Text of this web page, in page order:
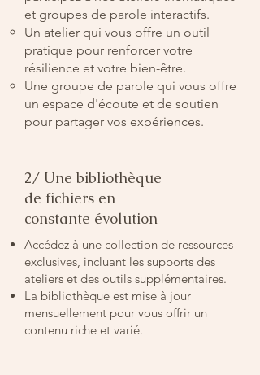
et groupes de parole interactifs.
Un atelier qui vous offre un outil
pratique pour renforcer votre
résilience et votre bien-être.
Une groupe de parole qui vous offre
un espace d'écoute et de soutien
pour partager vos expériences.
2/ Une bibliothèque
de fichiers en
constante évolution
Accédez à une collection de ressources
exclusives, incluant les supports des
ateliers et des outils supplémentaires.
La bibliothèque est mise à jour
mensuellement pour vous offrir un
contenu riche et varié.